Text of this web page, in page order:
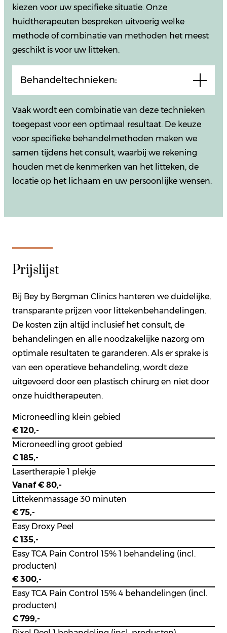
kiezen voor uw specifieke situatie. Onze
huidtherapeuten bespreken uitvoerig welke
methode of combinatie van methoden het meest
geschikt is voor uw litteken.
Behandeltechnieken:
Vaak wordt een combinatie van deze technieken
toegepast voor een optimaal resultaat. De keuze
voor specifieke behandelmethoden maken we
samen tijdens het consult, waarbij we rekening
houden met de kenmerken van het litteken, de
locatie op het lichaam en uw persoonlijke wensen.
Prijslijst
Bij Bey by Bergman Clinics hanteren we duidelijke,
transparante prijzen voor littekenbehandelingen.
De kosten zijn altijd inclusief het consult, de
behandelingen en alle noodzakelijke nazorg om
optimale resultaten te garanderen. Als er sprake is
van een operatieve behandeling, wordt deze
uitgevoerd door een plastisch chirurg en niet door
onze huidtherapeuten.
Microneedling klein gebied
€ 120,-
Microneedling groot gebied
€ 185,-
Lasertherapie 1 plekje
Vanaf € 80,-
Littekenmassage 30 minuten
€ 75,-
Easy Droxy Peel
€ 135,-
Easy TCA Pain Control 15% 1 behandeling (incl.
producten)
€ 300,-
Easy TCA Pain Control 15% 4 behandelingen (incl.
producten)
€ 799,-